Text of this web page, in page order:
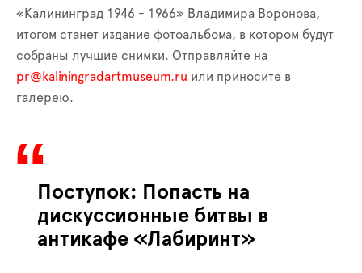
«Калининград 1946 - 1966» Владимира Воронова,
итогом станет издание фотоальбома, в котором будут
собраны лучшие снимки. Отправляйте на
pr@kaliningradartmuseum.ru или приносите в
галерею.
Поступок: Попасть на
дискуссионные битвы в
антикафе «Лабиринт»